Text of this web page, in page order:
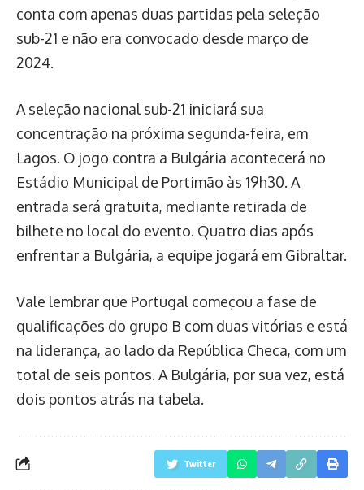
conta com apenas duas partidas pela seleção
sub-21 e não era convocado desde março de
2024.
A seleção nacional sub-21 iniciará sua
concentração na próxima segunda-feira, em
Lagos. O jogo contra a Bulgária acontecerá no
Estádio Municipal de Portimão às 19h30. A
entrada será gratuita, mediante retirada de
bilhete no local do evento. Quatro dias após
enfrentar a Bulgária, a equipe jogará em Gibraltar.
Vale lembrar que Portugal começou a fase de
qualificações do grupo B com duas vitórias e está
na liderança, ao lado da República Checa, com um
total de seis pontos. A Bulgária, por sua vez, está
dois pontos atrás na tabela.
Twitter